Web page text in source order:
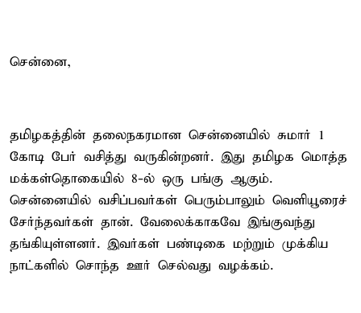
சென்னை,
தமிழகத்தின் தலைநகரமான சென்னையில் சுமார் 1
கோடி பேர் வசித்து வருகின்றனர். இது தமிழக மொத்த
மக்கள்தொகையில் 8-ல் ஒரு பங்கு ஆகும்.
சென்னையில் வசிப்பவர்கள் பெரும்பாலும் வெளியூரைச்
சேர்ந்தவர்கள் தான். வேலைக்காகவே இங்குவந்து
தங்கியுள்ளனர். இவர்கள் பண்டிகை மற்றும் முக்கிய
நாட்களில் சொந்த ஊர் செல்வது வழக்கம்.